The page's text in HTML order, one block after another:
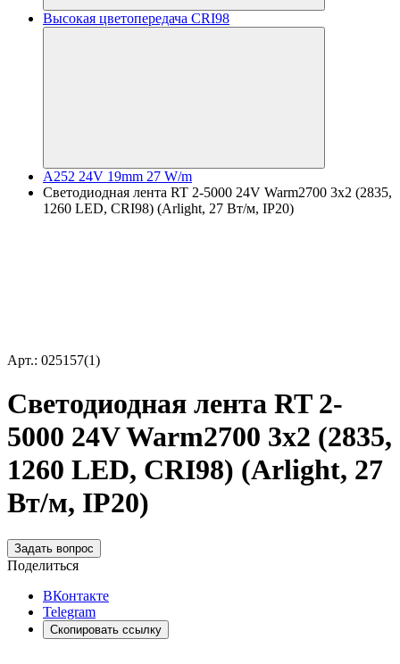
Высокая цветопередача CRI98
A252 24V 19mm 27 W/m
Светодиодная лента RT 2-5000 24V Warm2700 3x2 (2835,
1260 LED, CRI98) (Arlight, 27 Вт/м, IP20)
Арт.: 025157(1)
Светодиодная лента RT 2-
5000 24V Warm2700 3x2 (2835,
1260 LED, CRI98) (Arlight, 27
Вт/м, IP20)
Задать вопрос
Поделиться
ВКонтакте
Telegram
Скопировать ссылку